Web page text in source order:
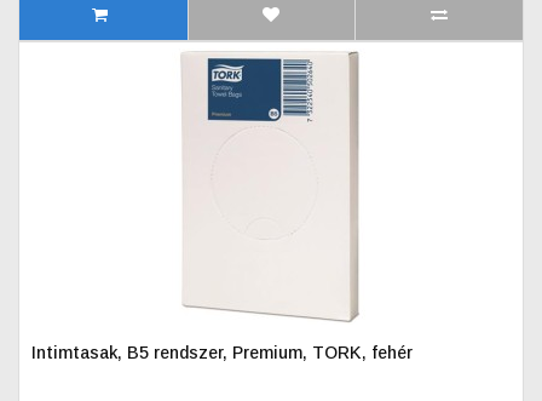
Intimtasak, B5 rendszer, Premium, TORK, fehér